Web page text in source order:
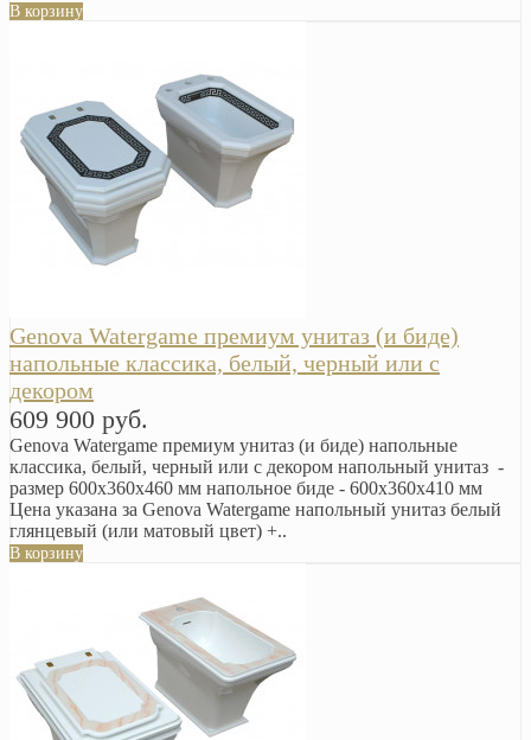
В корзину
Genova Watergame премиум унитаз (и биде)
напольные классика, белый, черный или с
декором
609 900 руб.
Genova Watergame премиум унитаз (и биде) напольные
классика, белый, черный или с декором напольный унитаз -
размер 600x360x460 мм напольное биде - 600x360x410 мм
Цена указана за Genova Watergame напольный унитаз белый
глянцевый (или матовый цвет) +..
В корзину